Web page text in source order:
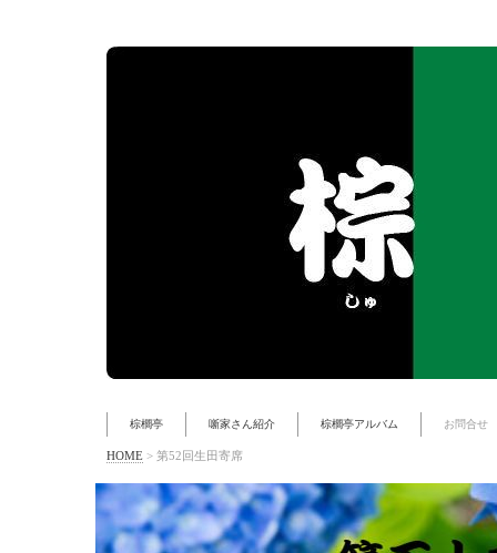
棕櫚亭 噺家さん紹介 棕櫚亭アルバム お問合せ
HOME> 第52回生田寄席